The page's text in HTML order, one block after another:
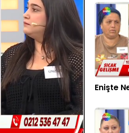
Enişte